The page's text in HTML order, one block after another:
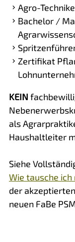
Agro-
Bachelor /
Zertifikat
KEIN
als
Haushaltleiter
Siehe
Wie tausche ich
der
neuen FaBe